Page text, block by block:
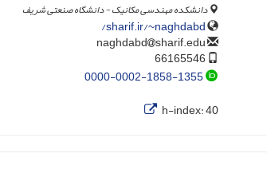
دانشکده مهندسی مکانیک - دانشگاه صنعتی شریف
sharif.ir/~naghdabd/
sharif.edu
0000-0002-1858-1355
h-index:40